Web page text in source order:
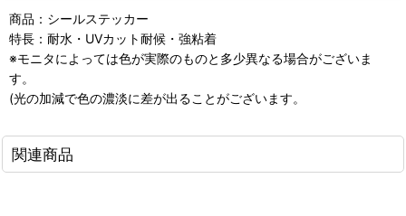
商品：シールステッカー
特長：耐水・UVカット耐候・強粘着
※モニタによっては色が実際のものと多少異なる場合がございま
す。
(光の加減で色の濃淡に差が出ることがございます。
関連商品